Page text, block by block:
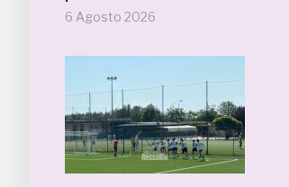
6 Agosto 2026